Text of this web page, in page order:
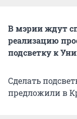
В мэрии ждут
реализацию
подсветку к
Сделать
предложили в